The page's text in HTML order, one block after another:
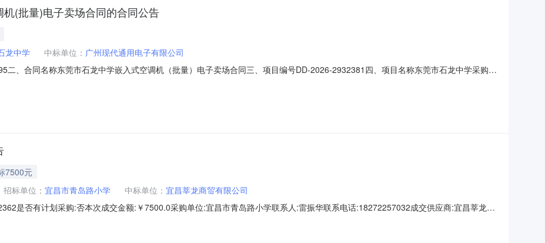
(批量)电子卖场合同的合同公告
龙中学 中标单位： 广州现代通用电子有限公司
二、合同名称东莞市石龙中学嵌入式空调机（批量）电子卖场合同三、项目编号DD-2026-2932381四、项目名称东莞市石龙中学采购订
方式：13798063968六、合同主要信息主要标的：序号名称数量(单位)单价(元)总价(元)1空调机1(台)8
7500元
招标单位： 宜昌市青岛路小学 中标单位： 宜昌莘龙商贸有限公司
是否有计划采购:否本次成交金额:￥7500.0采购单位:宜昌市青岛路小学联系人:雷振华联系电话:18272257032成交供应商:宜昌莘龙商
包￥10999.0￥7500.0￥750